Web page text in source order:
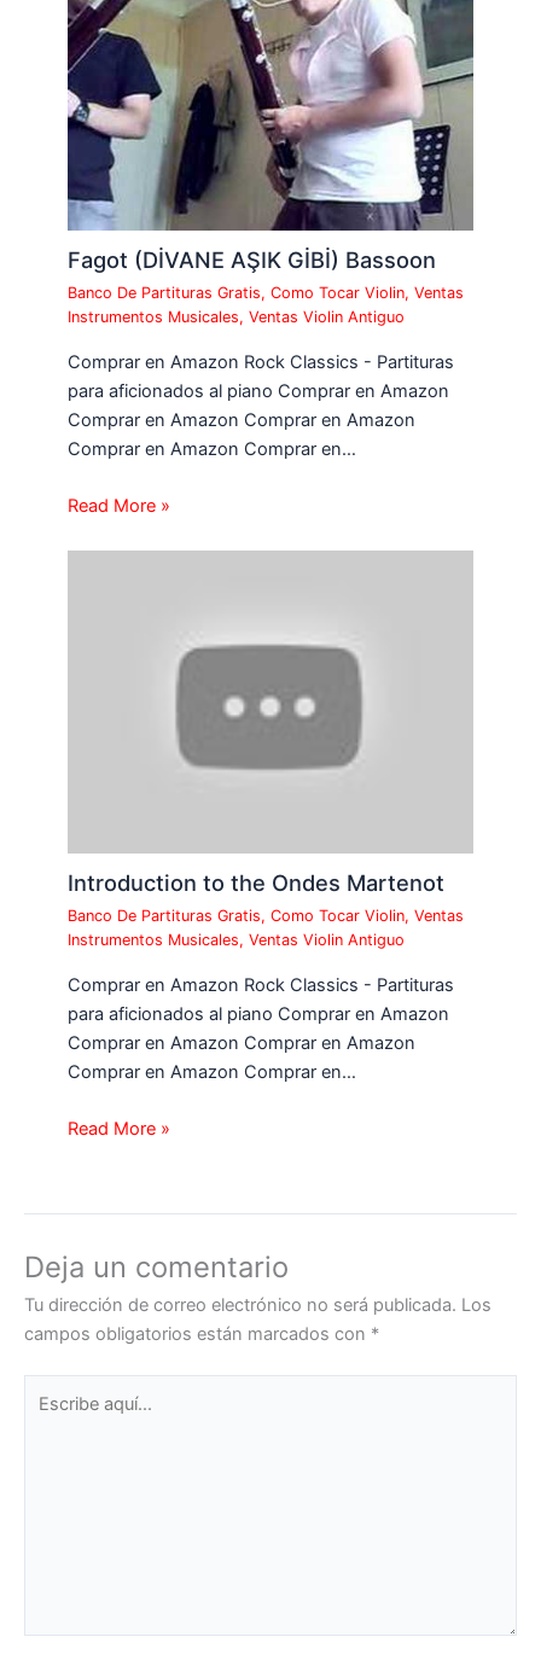
Fagot (DİVANE AŞIK GİBİ) Bassoon
Banco De Partituras Gratis,Como Tocar Violin,Ventas
Instrumentos Musicales,Ventas Violin Antiguo
Comprar en Amazon Rock Classics - Partituras
para aficionados al piano Comprar en Amazon
Comprar en Amazon Comprar en Amazon
Comprar en Amazon Comprar en…
Read More »
Introduction to the Ondes Martenot
Banco De Partituras Gratis,Como Tocar Violin,Ventas
Instrumentos Musicales,Ventas Violin Antiguo
Comprar en Amazon Rock Classics - Partituras
para aficionados al piano Comprar en Amazon
Comprar en Amazon Comprar en Amazon
Comprar en Amazon Comprar en…
Read More »
Deja un comentario
Tu dirección de correo electrónico no será publicada. Los
campos obligatorios están marcados con *
aquí...